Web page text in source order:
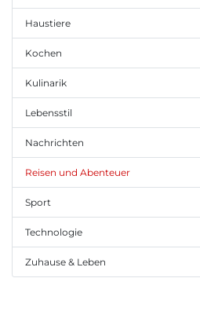
Haustiere
Kochen
Kulinarik
Lebensstil
Nachrichten
Reisen und Abenteuer
Sport
Technologie
Zuhause & Leben